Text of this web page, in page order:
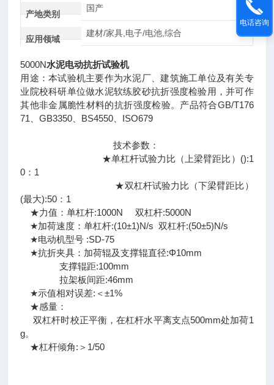
产地类别
国产
应用领域
建材/家具,电子/电池,综合
5000N水泥电动抗折试验机
用途：本试验机主要作为水泥厂、建筑施工单位及有关专
业院校科研单位做水泥软练胶砂抗折强度检验用，并可作
其他非金属脆性材料的抗折强度检验。产品符合GB/T176
71、GB3350、BS4550、ISO679
技术参数：
★单杠杆试验力比（上梁臂距比）():1
0：1
★双杠杆试验力比（下梁臂距比）
(最大):50：1
★力值：单杠杆:1000N 双杠杆:5000N
★加荷速度：单杠杆:(10±1)N/s 双杠杆:(50±5)N/s
★电动机型号 :SD-75
★抗折夹具：加荷辊及支撑辊直径:Φ10mm
支撑辊距:100mm
拉架板间距:46mm
★示值相对误差:＜±1%
★感量：
双杠杆时校正平衡，在杠杆水平离支点500mm处加荷1
g。
★杠杆倾角:＞1/50
电话咨询